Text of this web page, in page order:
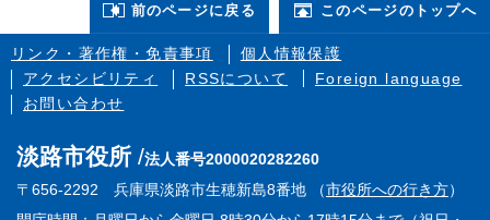
前のページに戻る このページのトップへ
リンク・著作権・免責事項
個人情報保護
アクセシビリティ
RSSについて
Foreign language
お問い合わせ
淡路市役所
法人番号2000020282260
〒656-2292 兵庫県淡路市生穂新島8番地 （市役所への行き方）